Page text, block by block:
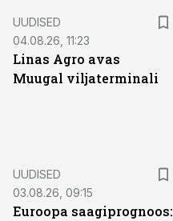
UUDISED
04.08.26, 11:23
Linas Agro avas
Muugal viljaterminali
UUDISED
03.08.26, 09:15
Euroopa saagiprognoos: